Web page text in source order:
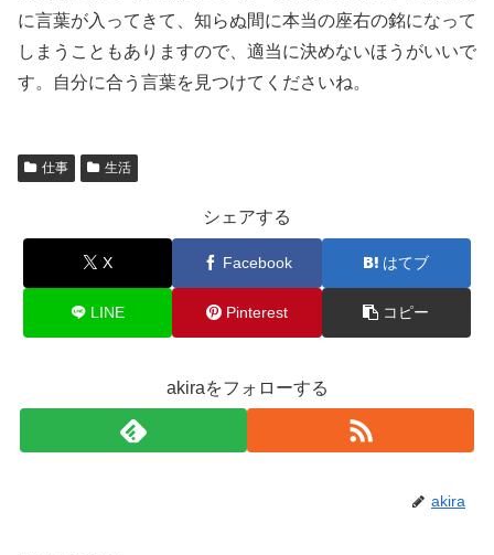
に言葉が入ってきて、知らぬ間に本当の座右の銘になって
しまうこともありますので、適当に決めないほうがいいで
す。自分に合う言葉を見つけてくださいね。
仕事 生活
シェアする
X Facebook はてブ
LINE Pinterest コピー
akiraをフォローする
akira